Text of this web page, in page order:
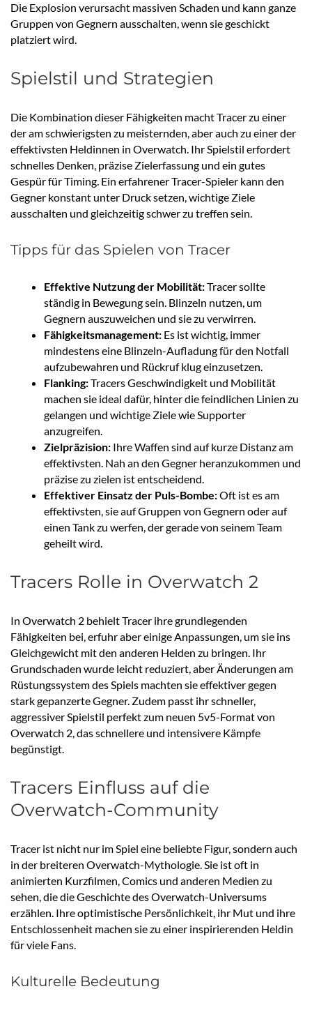
Die Explosion verursacht massiven Schaden und kann ganze
Gruppen von Gegnern ausschalten, wenn sie geschickt
platziert wird.
Spielstil und Strategien
Die Kombination dieser Fähigkeiten macht Tracer zu einer
der am schwierigsten zu meisternden, aber auch zu einer der
effektivsten Heldinnen in Overwatch. Ihr Spielstil erfordert
schnelles Denken, präzise Zielerfassung und ein gutes
Gespür für Timing. Ein erfahrener Tracer-Spieler kann den
Gegner konstant unter Druck setzen, wichtige Ziele
ausschalten und gleichzeitig schwer zu treffen sein.
Tipps für das Spielen von Tracer
Effektive Nutzung der Mobilität:Tracer sollte
ständig in Bewegung sein. Blinzeln nutzen, um
Gegnern auszuweichen und sie zu verwirren.
Fähigkeitsmanagement: Es ist wichtig, immer
mindestens eine Blinzeln-Aufladung für den Notfall
aufzubewahren und Rückruf klug einzusetzen.
Flanking:Tracers Geschwindigkeit und Mobilität
machen sie ideal dafür, hinter die feindlichen Linien zu
gelangen und wichtige Ziele wie Supporter
anzugreifen.
Zielpräzision: Ihre Waffen sind auf kurze Distanz am
effektivsten. Nah an den Gegner heranzukommen und
präzise zu zielen ist entscheidend.
Effektiver Einsatz der Puls-Bombe:Oft ist es am
effektivsten, sie auf Gruppen von Gegnern oder auf
einen Tank zu werfen, der gerade von seinem Team
geheilt wird.
Tracers Rolle in Overwatch 2
In Overwatch 2 behielt Tracer ihre grundlegenden
Fähigkeiten bei, erfuhr aber einige Anpassungen, um sie ins
Gleichgewicht mit den anderen Helden zu bringen. Ihr
Grundschaden wurde leicht reduziert, aber Änderungen am
Rüstungssystem des Spiels machten sie effektiver gegen
stark gepanzerte Gegner. Zudem passt ihr schneller,
aggressiver Spielstil perfekt zum neuen 5v5-Format von
Overwatch 2, das schnellere und intensivere Kämpfe
begünstigt.
Tracers Einfluss auf die
Overwatch-Community
Tracer ist nicht nur im Spiel eine beliebte Figur, sondern auch
in der breiteren Overwatch-Mythologie. Sie ist oft in
animierten Kurzfilmen, Comics und anderen Medien zu
sehen, die die Geschichte des Overwatch-Universums
erzählen. Ihre optimistische Persönlichkeit, ihr Mut und ihre
Entschlossenheit machen sie zu einer inspirierenden Heldin
für viele Fans.
Kulturelle Bedeutung